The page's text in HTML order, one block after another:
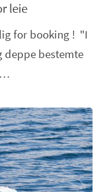
leie
for booking ! "I
deppe bestemte